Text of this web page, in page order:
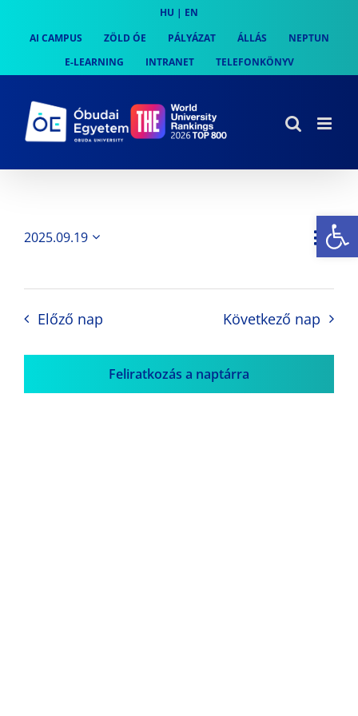
content
HU | EN
AI CAMPUS
ZÖLD ÓE PÁLYÁZAT ÁLLÁS
NEPTUN
E-LEARNING
INTRANET TELEFONKÖNYV
Nap
2025.09.19
Előző nap Következő nap
Feliratkozás a naptárra